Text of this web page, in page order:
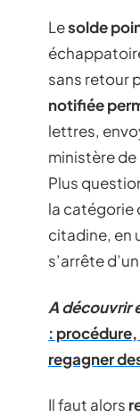
Lesolde
sans retour
notifiée
lettres,
ministère
Plus
la catégorie
citadine, en
s’arrête
A découvrir
:
regagner
Il faut alors